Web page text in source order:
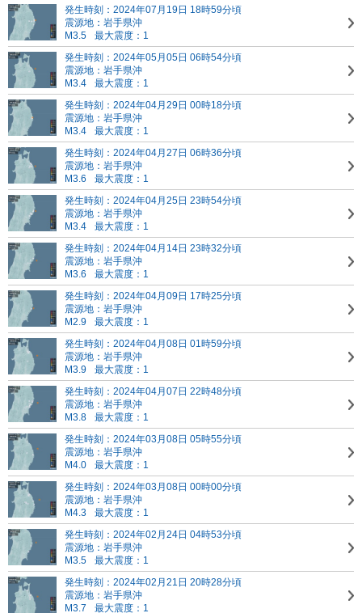
発生時刻：2024年07月19日 18時59分頃
震源地：岩手県沖
M3.5
最大震度：1
発生時刻：2024年05月05日 06時54分頃
震源地：岩手県沖
M3.4
最大震度：1
発生時刻：2024年04月29日 00時18分頃
震源地：岩手県沖
M3.4
最大震度：1
発生時刻：2024年04月27日 06時36分頃
震源地：岩手県沖
M3.6
最大震度：1
発生時刻：2024年04月25日 23時54分頃
震源地：岩手県沖
M3.4
最大震度：1
発生時刻：2024年04月14日 23時32分頃
震源地：岩手県沖
M3.6
最大震度：1
発生時刻：2024年04月09日 17時25分頃
震源地：岩手県沖
M2.9
最大震度：1
発生時刻：2024年04月08日 01時59分頃
震源地：岩手県沖
M3.9
最大震度：1
発生時刻：2024年04月07日 22時48分頃
震源地：岩手県沖
M3.8
最大震度：1
発生時刻：2024年03月08日 05時55分頃
震源地：岩手県沖
M4.0
最大震度：1
発生時刻：2024年03月08日 00時00分頃
震源地：岩手県沖
M4.3
最大震度：1
発生時刻：2024年02月24日 04時53分頃
震源地：岩手県沖
M3.5
最大震度：1
発生時刻：2024年02月21日 20時28分頃
震源地：岩手県沖
M3.7
最大震度：1